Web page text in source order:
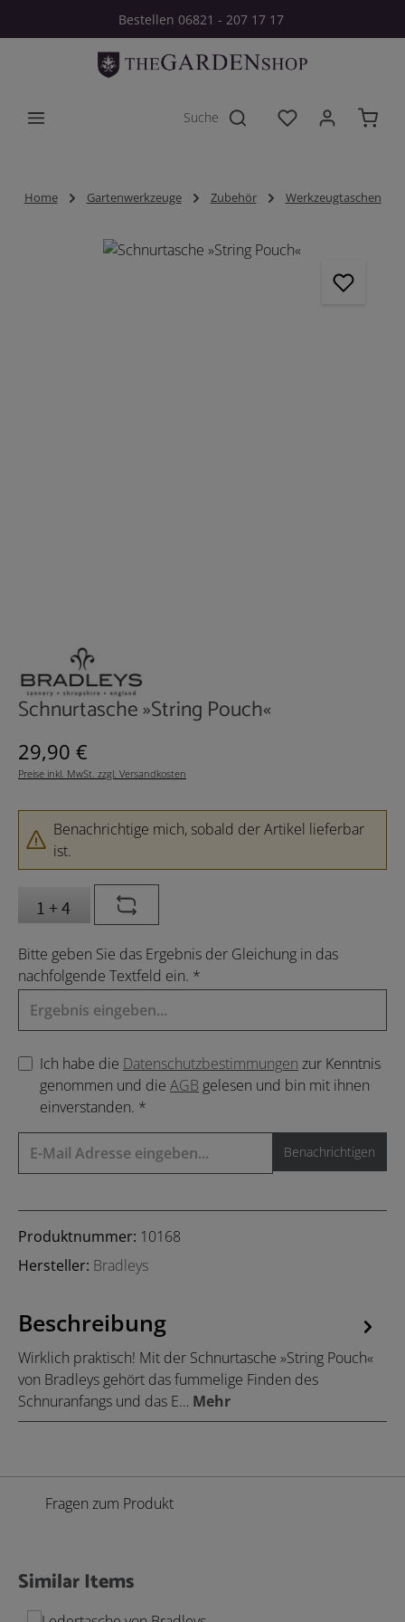
Zum Hauptinhalt springenBestellen 06821 - 207 17 17
Du hast 0
Home Gartenwerkzeuge Zubehör Werkzeugtaschen
Bildergalerie überspringen
Schnurtasche »String Pouch«
Regulärer Preis:
29,90 €
Preise inkl. MwSt. zzgl. Versandkosten
Benachrichtige mich, sobald der Artikel lieferbar
ist.
Bitte geben Sie das Ergebnis der Gleichung in das
nachfolgende Textfeld ein. *
Ich habe die Datenschutzbestimmungen zur Kenntnis
genommen und die AGB gelesen und bin mit ihnen
einverstanden. *
Benachrichtigen
Produktnummer: 10168
Hersteller: Bradleys
Beschreibung
Wirklich praktisch! Mit der Schnurtasche »String Pouch«
von Bradleys gehört das fummelige Finden des
Schnuranfangs und das E… Mehr
Fragen zum Produkt
Produktgalerie überspringen
Similar Items